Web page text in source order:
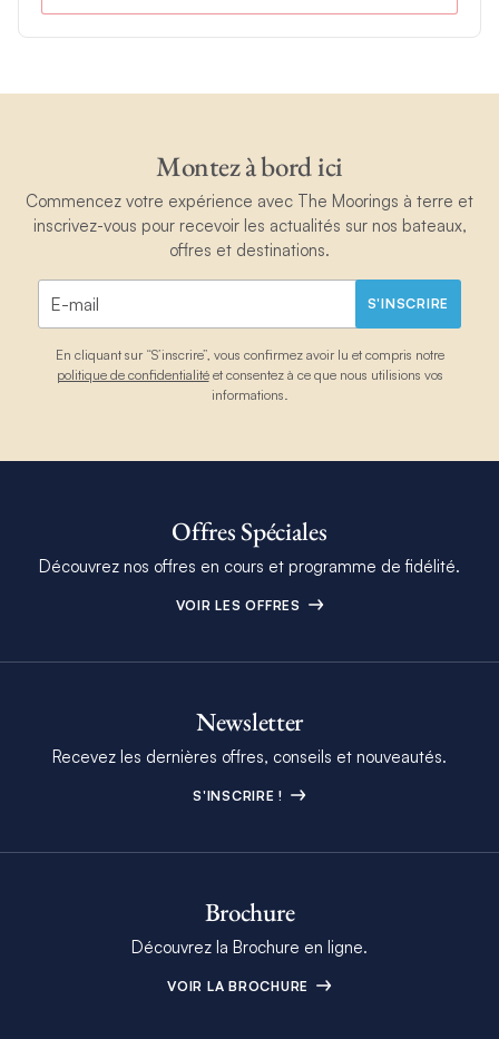
Montez à bord ici
Commencez votre expérience avec The Moorings à terre et
inscrivez-vous pour recevoir les actualités sur nos bateaux,
offres et destinations.
S'INSCRIRE
En cliquant sur “S’inscrire”, vous confirmez avoir lu et compris notre
politique de confidentialitéet consentez à ce que nous utilisions vos
informations.
Offres Spéciales
Découvrez nos offres en cours et programme de fidélité.
VOIR LES OFFRES
Newsletter
Recevez les dernières offres, conseils et nouveautés.
S'INSCRIRE !
Brochure
Découvrez la Brochure en ligne.
VOIR LA BROCHURE